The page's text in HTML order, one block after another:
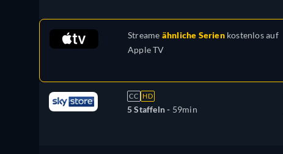
Streame ähnliche Serienkostenlos auf
Apple TV
CC HD
5 Staffeln - 59min